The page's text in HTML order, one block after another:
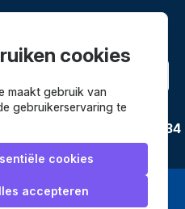
ontbinden
bijWebwinkel
3634
webshop van
cookies
maakt gebruik van
gebruikerservaring te
cookies
accepteren